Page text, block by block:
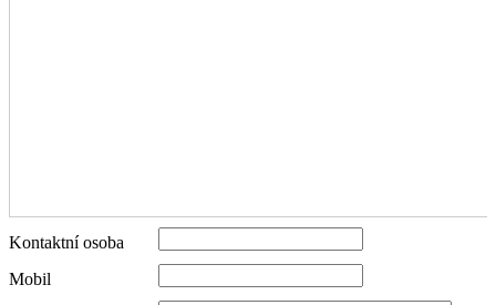
Kontaktní osoba
Mobil